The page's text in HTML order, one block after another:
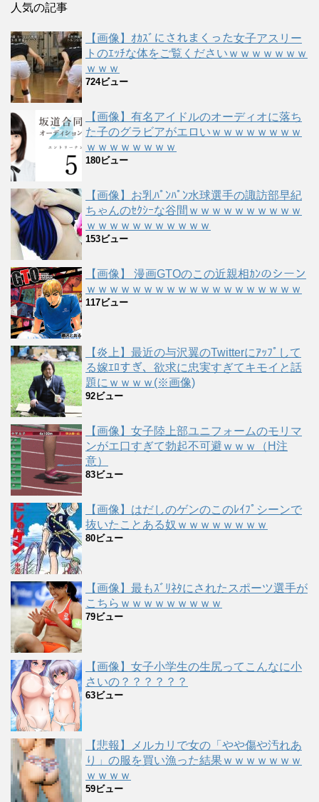
人気の記事
【画像】ｵｶｽﾞにされまくった女子アスリー
トのｴｯﾁな体をご覧くださいｗｗｗｗｗｗｗ
ｗｗｗ
724ビュー
【画像】有名アイドルのオーディオに落ち
た子のグラビアがエロいｗｗｗｗｗｗｗｗ
ｗｗｗｗｗｗｗｗ
180ビュー
【画像】お乳ﾊﾟﾝﾊﾟﾝ水球選手の諏訪部早紀
ちゃんのｾｸｼｰな谷間ｗｗｗｗｗｗｗｗｗｗ
ｗｗｗｗｗｗｗｗｗｗｗ
153ビュー
【画像】 漫画GTOのこの近親相ｶﾝのシーン
ｗｗｗｗｗｗｗｗｗｗｗｗｗｗｗｗｗｗｗ
117ビュー
【炎上】最近の与沢翼のTwitterにｱｯﾌﾟして
る嫁ｴﾛすぎ、欲求に忠実すぎてキモイと話
題にｗｗｗｗ(※画像)
92ビュー
【画像】女子陸上部ユニフォームのモリマ
ンがエ口すぎて勃起不可避ｗｗｗ（H注
意）
83ビュー
【画像】はだしのゲンのこのﾚｲﾌﾟシーンで
抜いたことある奴ｗｗｗｗｗｗｗｗ
80ビュー
【画像】最もｽﾞﾘﾈﾀにされたスポーツ選手が
こちらｗｗｗｗｗｗｗｗｗ
79ビュー
【画像】女子小学生の生尻ってこんなに小
さいの？？？？？？
63ビュー
【悲報】メルカリで女の「やや傷や汚れあ
り」の服を買い漁った結果ｗｗｗｗｗｗｗ
ｗｗｗｗ
59ビュー